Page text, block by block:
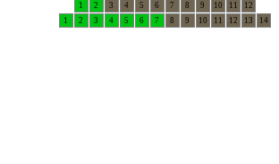
1
2 3 4 5 6 7 8 9 10 11 12
1
2 3 4 5 6 7 8 9 10 11 12 13 14